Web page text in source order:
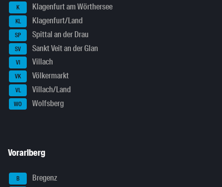
K Klagenfurt am Wörthersee
KL Klagenfurt/Land
SP Spittal an der Drau
SV Sankt Veit an der Glan
VI Villach
VK Völkermarkt
VL Villach/Land
WO Wolfsberg
Vorarlberg
B Bregenz